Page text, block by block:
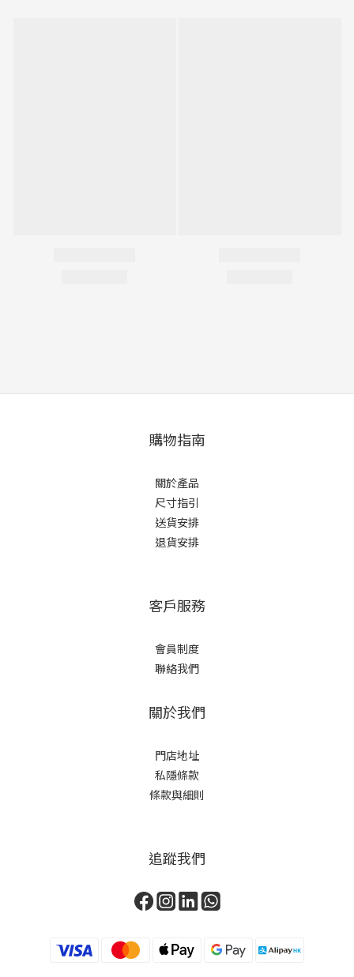
購物指南
關於產品
尺寸指引
送貨安排
退貨安排
客戶服務
會員制度
聯絡我們
關於我們
門店地址
私隱條款
條款與細則
追蹤我們